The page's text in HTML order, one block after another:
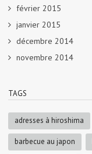
février 2015
janvier 2015
décembre 2014
novembre 2014
TAGS
adresses à hiroshima
barbecue au japon